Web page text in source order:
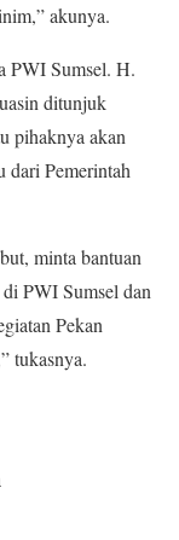
akunya.
PWI Sumsel. H.
ditunjuk
pihaknya akan
dari Pemerintah
minta bantuan
PWI Sumsel dan
Pekan
tukasnya.